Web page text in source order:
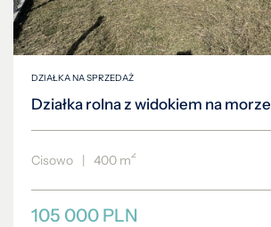
DZIAŁKA NA SPRZEDAŻ
Działka rolna z widokiem na morze
Cisowo | 400 m2
105 000 PLN